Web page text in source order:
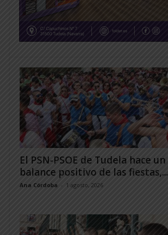
El PSN-PSOE de Tudela hace un
balance positivo de las fiestas,...
Ana Córdoba - 1 agosto, 2026